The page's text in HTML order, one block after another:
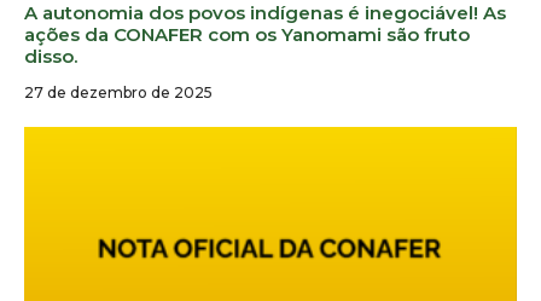
A autonomia dos povos indígenas é inegociável! As
ações da CONAFER com os Yanomami são fruto
disso.
27 de dezembro de 2025